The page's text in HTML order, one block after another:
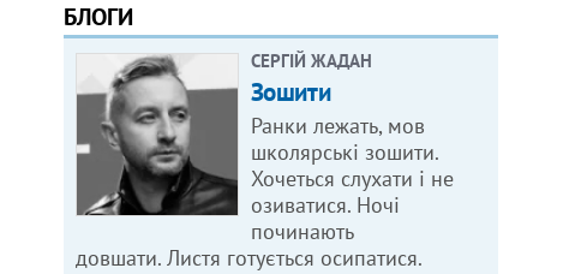
БЛОГИ
СЕРГІЙ ЖАДАН
Зошити
Ранки лежать, мов
школярські зошити.
Хочеться слухати і не
озиватися. Ночі
починають
довшати. Листя готується осипатися.